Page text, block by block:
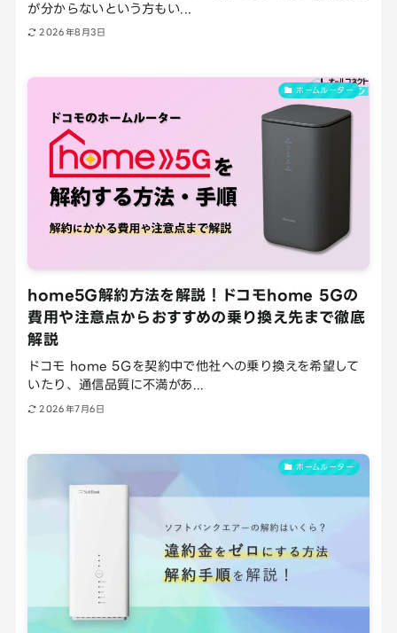
が分からないという方もい...
2026年8月3日
ホームルーター
home5G解約方法を解説！ドコモhome 5Gの
費用や注意点からおすすめの乗り換え先まで徹底
解説
ドコモ home 5Gを契約中で他社への乗り換えを希望して
いたり、通信品質に不満があ...
2026年7月6日
ホームルーター